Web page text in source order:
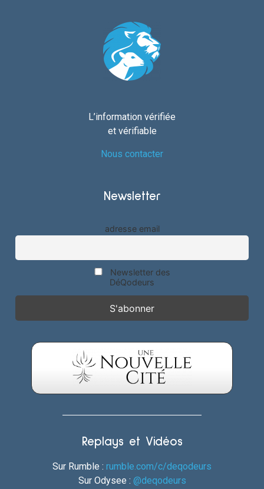
L’information vérifiée
et vérifiable
Nous contacter
Newsletter
adresse email
Newsletter des
DéQodeurs
Replays et Vidéos
Sur Rumble : rumble.com/c/deqodeurs
Sur Odysee : @deqodeurs